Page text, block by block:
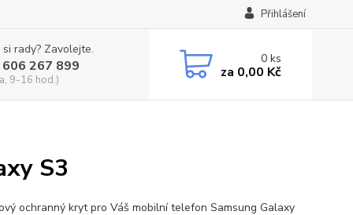
Přihlášení
rady? Zavolejte.
267 899
9-16 hod.)
0ks
za 0,00 Kč
S3
ochranný kryt pro Váš mobilní telefon Samsung Galaxy